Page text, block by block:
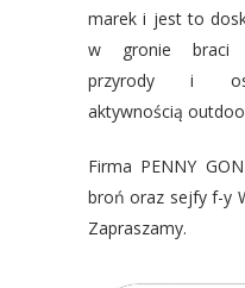
marek i jest to
w gronie braci
przyrody i
aktywnością
Firma PENNY
broń oraz sejfy f-y
Zapraszamy.